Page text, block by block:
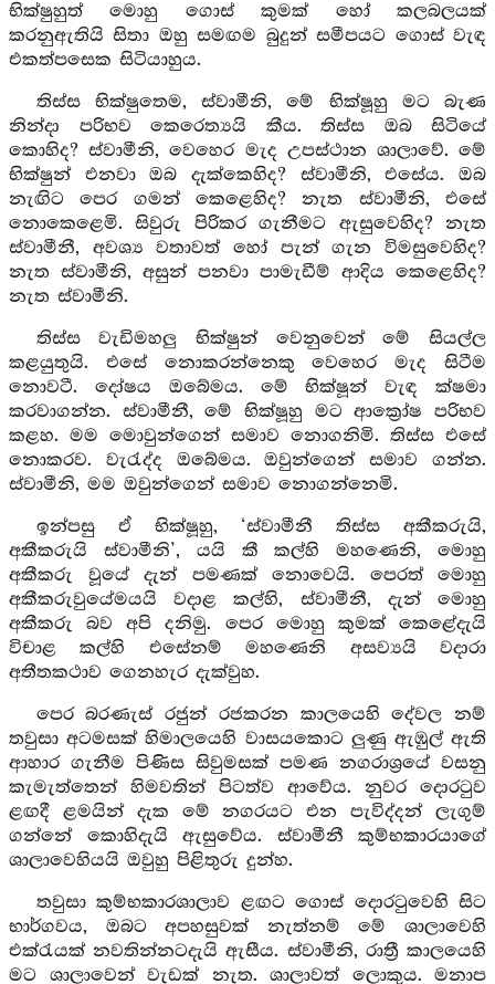
භික්ෂුහුත් මොහු ගොස් කුමක් හෝ කලබලයක්
කරනුඇතියි සිතා ඔහු සමඟම බුදුන් සමීපයට ගොස් වැඳ
එකත්පසෙක සිටියාහුය.
තිස්ස භික්ෂුතෙම, ස්වාමීනි, මේ භික්ෂූහු මට බැණ
නින්දා පරිභව කෙරෙත්‍යයි කීය. තිස්ස ඔබ සිටියේ
කොහිද? ස්වාමීනි, වෙහෙර මැද උපස්ථාන ශාලාවේ. මේ
භික්ෂුන් එනවා ඔබ දැක්කෙහිද? ස්වාමීනි, එසේය. ඔබ
නැඟිට පෙර ගමන් කෙළෙහිද? නැත ස්වාමීනි, එසේ
නොකෙළෙමි. සිවුරු පිරිකර ගැනීමට ඇසුවෙහිද? නැත
ස්වාමීනී, අවශ්‍ය වතාවත් හෝ පැන් ගැන විමසුවෙහිද?
නැත ස්වාමීනි, අසුන් පනවා පාමැඩීම් ආදිය කෙළෙහිද?
නැත ස්වාමීනි.
තිස්ස වැඩිමහලු භික්ෂුන් වෙනුවෙන් මේ සියල්ල
කළයුතුයි. එසේ නොකරන්නෙකු වෙහෙර මැද සිටීම
නොවටී. දෝෂය ඔබේමය. මේ භික්ෂූන් වැඳ ක්ෂමා
කරවාගන්න. ස්වාමීනී, මේ භික්ෂූහු මට ආක්‍රෝෂ පරිභව
කළහ. මම මොවුන්ගෙන් සමාව නොගනිමි. තිස්ස එසේ
නොකරව. වැරැද්ද ඔබේමය. ඔවුන්ගෙන් සමාව ගන්න.
ස්වාමීනි, මම ඔවුන්ගෙන් සමාව නොගන්නෙමි.
ඉන්පසු ඒ භික්ෂූහු, ‘ස්වාමීනී තිස්ස අකීකරුයි,
අකීකරුයි ස්වාමීනි’, යයි කී කල්හි මහණෙනි, මොහු
අකීකරු වූයේ දැන් පමණක් නොවෙයි. පෙරත් මොහු
අකීකරුවුයේමයයි වදාළ කල්හි, ස්වාමීනී, දැන් මොහු
අකීකරු බව අපි දනිමු. පෙර මොහු කුමක් කෙළේදැයි
විචාළ කල්හි එසේනම් මහණෙනි අසව්‍යයි වදාරා
අතීතකථාව ගෙනහැර දැක්වුහ.
පෙර බරණැස් රජුන් රජකරන කාලයෙහි දේවල නම්
තවුසා අටමසක් හිමාලයෙහි වාසයකොට ලුණු ඇඹුල් ඇති
ආහාර ගැනීම පිණිස සිවුමසක් පමණ නගරාශ්‍රයේ වසනු
කැමැත්තෙන් හිමවතින් පිටත්ව ආවේය. නුවර දොරටුව
ළඟදී ළමයින් දැක මේ නගරයට එන පැවිද්දන් ලැගුම්
ගන්නේ කොහිදැයි ඇසුවේය. ස්වාමීනී කුම්භකාරයාගේ
ශාලාවෙහියයි ඔවුහු පිළිතුරු දුන්හ.
තවුසා කුම්භකාරශාලාව ළඟට ගොස් දොරටුවෙහි සිට
භාර්ගවය, ඔබට අපහසුවක් නැත්නම් මේ ශාලාවෙහි
එක්රැයක් නවතින්නටදැයි ඇසීය. ස්වාමීනි, රාත්‍රී කාලයෙහි
මට ශාලාවෙන් වැඩක් නැත. ශාලාවත් ලොකුය. මනාප